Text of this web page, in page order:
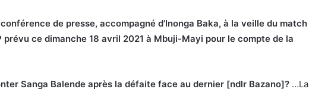
de presse, accompagné d’Inonga Baka, à la veille du match
prévu ce dimanche 18 avril 2021 à Mbuji-Mayi pour le compte de la
Sanga Balende après la défaite face au dernier [ndlr Bazano]? …La